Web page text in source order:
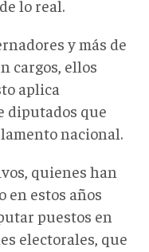
lo real.
y más de
cargos, ellos
aplica
diputados que
nacional.
quienes han
en estos años
puestos en
electorales, que